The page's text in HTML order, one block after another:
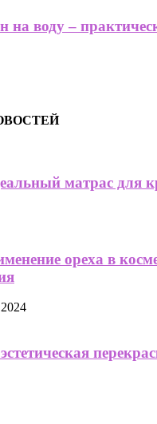
на воду –
матрас для
ореха в